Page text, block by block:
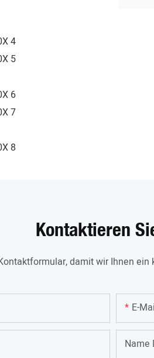
Kontaktieren
damit wir Ihnen
E-
Name